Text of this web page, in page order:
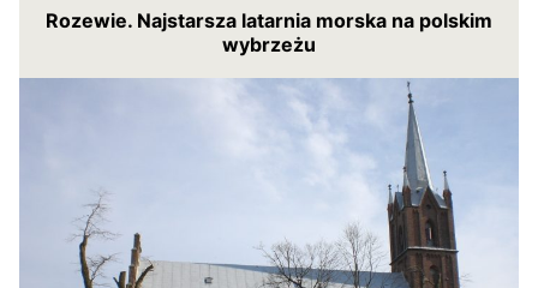
Rozewie. Najstarsza latarnia morska na polskim
wybrzeżu